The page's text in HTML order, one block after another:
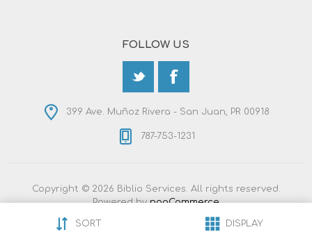
FOLLOW US
399 Ave. Muñoz Rivera - San Juan, PR 00918
787-753-1231
Copyright © 2026 Biblio Services. All rights reserved.
Powered bynopCommerce
Nop-Templates.com
SORT
DISPLAY